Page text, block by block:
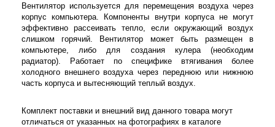
Вентилятор используется для перемещения воздуха через
корпус компьютера. Компоненты внутри корпуса не могут
эффективно рассеивать тепло, если окружающий воздух
слишком горячий. Вентилятор может быть размещен в
компьютере, либо для создания кулера (необходим
радиатор). Работает по специфике втягивания более
холодного внешнего воздуха через переднюю или нижнюю
часть корпуса и вытесняющий теплый воздух.
Комплект поставки и внешний вид данного товара могут
отличаться от указанных на фотографиях в каталоге